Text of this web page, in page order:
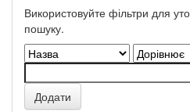
Використовуйте фільтри для
пошуку.